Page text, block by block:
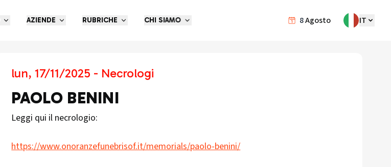
8Agosto IT
AZIENDE RUBRICHE CHI SIAMO
lun, 17/11/2025 - Necrologi
PAOLO BENINI
Leggi qui il necrologio:
https://www.onoranzefunebrisof.it/memorials/paolo-benini/